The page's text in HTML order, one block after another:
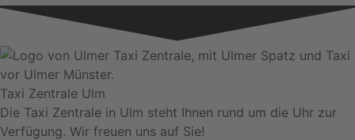
Taxi Zentrale Ulm
Die Taxi Zentrale in Ulm steht Ihnen rund um die Uhr zur
Verfügung. Wir freuen uns auf Sie!